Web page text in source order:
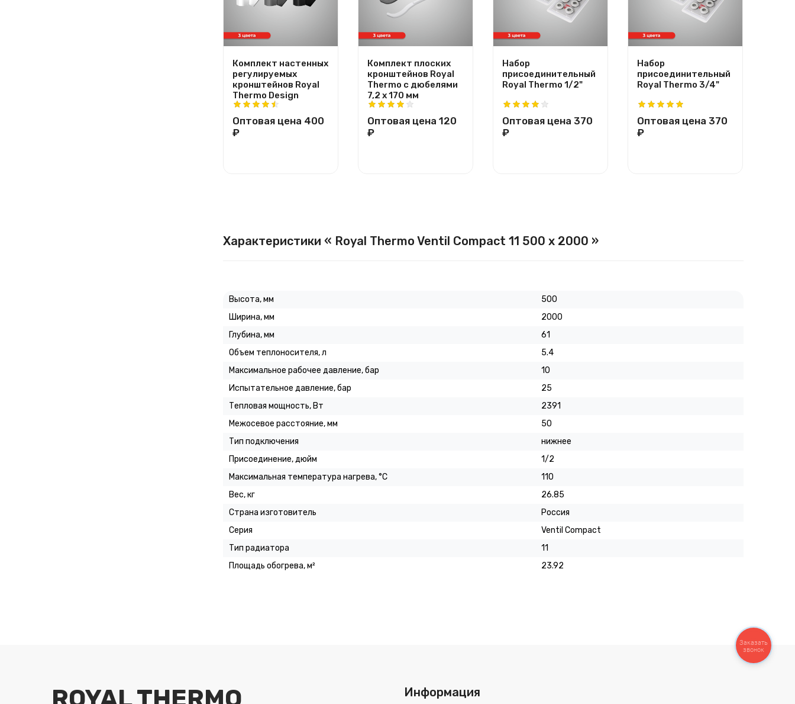
Комплект настенных
регулируемых
кронштейнов Royal
Thermo Design
Оптовая цена 400
₽
Комплект плоских
кронштейнов Royal
Thermo с дюбелями
7,2 х 170 мм
Оптовая цена 120
₽
Набор
присоединительный
Royal Thermo 1/2"
Оптовая цена 370
₽
Набор
присоединительный
Royal Thermo 3/4"
Оптовая цена 370
₽
Характеристики « Royal Thermo Ventil Compact 11 500 х 2000 »
Высота, мм
500
Ширина, мм
2000
Глубина, мм
61
Объем теплоносителя, л
5.4
Максимальное рабочее давление, бар
10
Испытательное давление, бар
25
Тепловая мощность, Вт
2391
Межосевое расстояние, мм
50
Тип подключения
нижнее
Присоединение, дюйм
1/2
Максимальная температура нагрева, °C
110
Вес, кг
26.85
Страна изготовитель
Россия
Серия
Ventil Compact
Тип радиатора
11
Площадь обогрева, м²
23.92
Информация
Заказать
звонок